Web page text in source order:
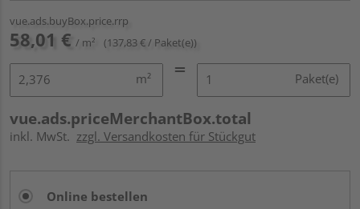
vue.ads.buyBox.price.rrp
58,01 € / m² (137,83 € / Paket(e))
m² Paket(e)
vue.ads.priceMerchantBox.total
inkl. MwSt. zzgl. Versandkosten für Stückgut
Online bestellen